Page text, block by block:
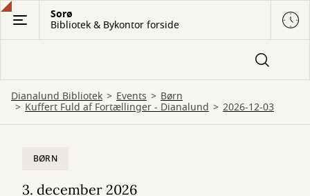
Gå
hovedindhold
Sorø
Bibliotek & Bykontor forside
Dianalund Bibliotek Events Børn
Kuffert Fuld af Fortællinger - Dianalund 2026-12-03
BØRN
3. december 2026